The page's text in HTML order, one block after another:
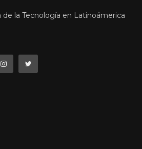
de la Tecnología en Latinoámerica